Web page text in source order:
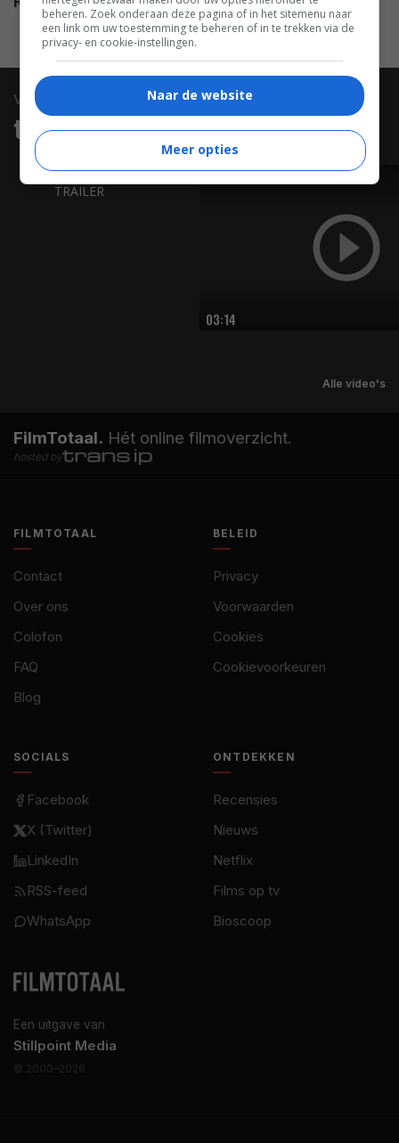
video
trailers & clips
03:14
TRAILER
Alle video's
FilmTotaal. Hét online filmoverzicht.
hosted by
Een uitgave van
Stillpoint Media
© 2000–2026
FILMTOTAAL
Contact
Over ons
Colofon
FAQ
Blog
BELEID
Privacy
Voorwaarden
Cookies
Cookievoorkeuren
SOCIALS
Facebook
X (Twitter)
LinkedIn
RSS-feed
WhatsApp
ONTDEKKEN
Recensies
Nieuws
Netflix
Films op tv
Bioscoop
beheren. Zoek onderaan deze pagina of in het sitemenu naar
een link om uw toestemming te beheren of in te trekken via de
privacy- en cookie-instellingen.
Naar de website
Meer opties